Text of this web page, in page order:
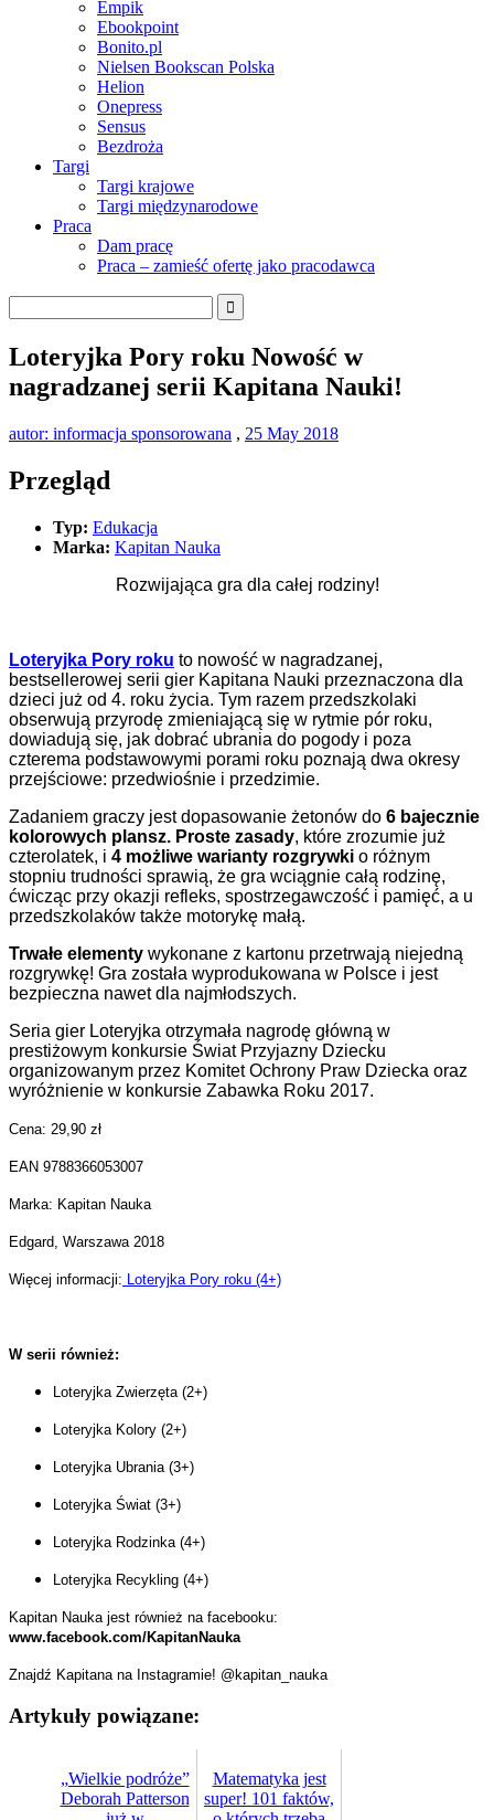
Empik
Ebookpoint
Bonito.pl
Nielsen Bookscan Polska
Helion
Onepress
Sensus
Bezdroża
Targi
Targi krajowe
Targi międzynarodowe
Praca
Dam pracę
Praca – zamieść ofertę jako pracodawca
Loteryjka Pory roku Nowość w
nagradzanej serii Kapitana Nauki!
autor: informacja sponsorowana , 25 May 2018
Przegląd
Typ: Edukacja
Marka: Kapitan Nauka
Rozwijająca gra dla całej rodziny!
Loteryjka Pory roku to nowość w nagradzanej,
bestsellerowej serii gier Kapitana Nauki przeznaczona dla
dzieci już od 4. roku życia. Tym razem przedszkolaki
obserwują przyrodę zmieniającą się w rytmie pór roku,
dowiadują się, jak dobrać ubrania do pogody i poza
czterema podstawowymi porami roku poznają dwa okresy
przejściowe: przedwiośnie i przedzimie.
Zadaniem graczy jest dopasowanie żetonów do 6 bajecznie
kolorowych plansz. Proste zasady, które zrozumie już
czterolatek, i 4 możliwe warianty rozgrywki o różnym
stopniu trudności sprawią, że gra wciągnie całą rodzinę,
ćwicząc przy okazji refleks, spostrzegawczość i pamięć, a u
przedszkolaków także motorykę małą.
Trwałe elementy wykonane z kartonu przetrwają niejedną
rozgrywkę! Gra została wyprodukowana w Polsce i jest
bezpieczna nawet dla najmłodszych.
Seria gier Loteryjka otrzymała nagrodę główną w
prestiżowym konkursie Świat Przyjazny Dziecku
organizowanym przez Komitet Ochrony Praw Dziecka oraz
wyróżnienie w konkursie Zabawka Roku 2017.
Cena: 29,90 zł
EAN 9788366053007
Marka: Kapitan Nauka
Edgard, Warszawa 2018
Więcej informacji: Loteryjka Pory roku (4+)
W serii również:
Loteryjka Zwierzęta (2+)
Loteryjka Kolory (2+)
Loteryjka Ubrania (3+)
Loteryjka Świat (3+)
Loteryjka Rodzinka (4+)
Loteryjka Recykling (4+)
Kapitan Nauka jest również na facebooku:
www.facebook.com/KapitanNauka
Znajdź Kapitana na Instagramie! @kapitan_nauka
Artykuły powiązane:
„Wielkie podróże”
Deborah Patterson
Matematyka jest
super! 101 faktów,